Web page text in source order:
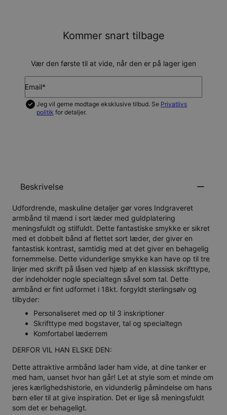
Kommer snart tilbage
Vær den første til at vide, når den er på lager igen
Email*
Jeg vil gerne modtage eksklusive tilbud. Se Privatlivs
politik for detaljer.
Beskrivelse
Udfordrende, maskuline detaljer gør vores Indgraveret
armbånd til mænd i sort læder med guldplatering
meningsfuldt og stilfuldt. Dette fantastiske smykke er sikret
med et dobbelt bånd af flettet sort læder, der giver en
fantastisk kontrast, samtidig med at det giver en behagelig
fornemmelse. Dette vidunderlige smykke kan have op til tre
linjer med skrift på låsen ved hjælp af en klassisk skrifttype,
der indeholder nogle specialtegn såvel som tal. Dette
armbånd er fint udformet i 18kt. forgyldt sterlingsølv og
tilbyder:
Personaliseret med op til 3 inskriptioner
Skrifttype med bogstaver, tal og specialtegn
Komfortabel læderrem
DERFOR VIL HAN ELSKE DEN:
Dette attraktive armbånd lader ham vide, at dine tanker er
med ham, uanset hvor han går! Let at style som et minde om
jeres kærlighedshistorie, en vidunderlig påmindelse om hans
børn eller til at give inspiration. Det er lige så meningsfuldt
som det er behageligt.